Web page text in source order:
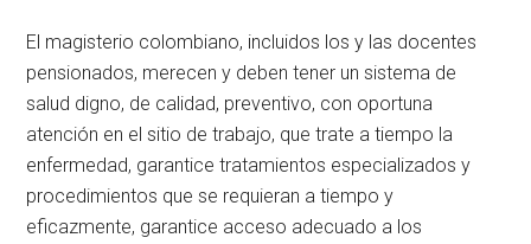
El magisterio colombiano, incluidos los y las docentes
pensionados, merecen y deben tener un sistema de
salud digno, de calidad, preventivo, con oportuna
atención en el sitio de trabajo, que trate a tiempo la
enfermedad, garantice tratamientos especializados y
procedimientos que se requieran a tiempo y
eficazmente, garantice acceso adecuado a los